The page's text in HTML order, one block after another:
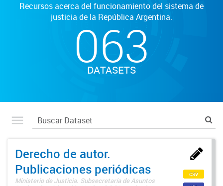
Recursos acerca del funcionamiento del sistema de
justicia de la República Argentina.
063
DATASETS
Derecho de autor.
Publicaciones periódicas
Ministerio de Justicia. Subsecretaría de Asuntos
csv